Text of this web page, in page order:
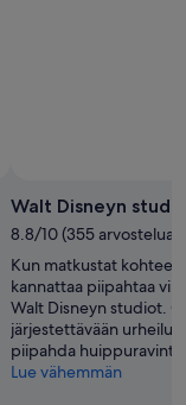
Walt Disneyn
8.8/10 (355 arvostelua)
Kun matkustat
kannattaa piipahtaa
Walt Disneyn studiot.
järjestettävään
piipahda
Lue vähemmän